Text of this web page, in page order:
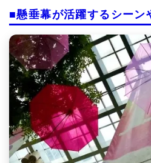
■懸垂幕が活躍するシーン